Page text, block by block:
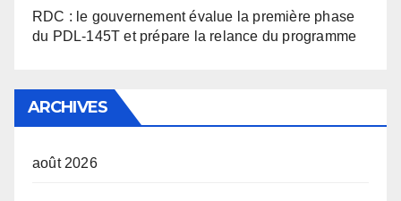
RDC : le gouvernement évalue la première phase
du PDL-145T et prépare la relance du programme
ARCHIVES
août 2026